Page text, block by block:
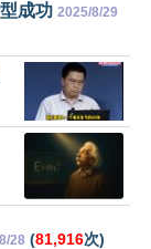
成功 2025/8/29
28 (81,916次)